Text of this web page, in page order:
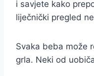
i savjete kako
liječnički pregled
Svaka beba može
grla. Neki od